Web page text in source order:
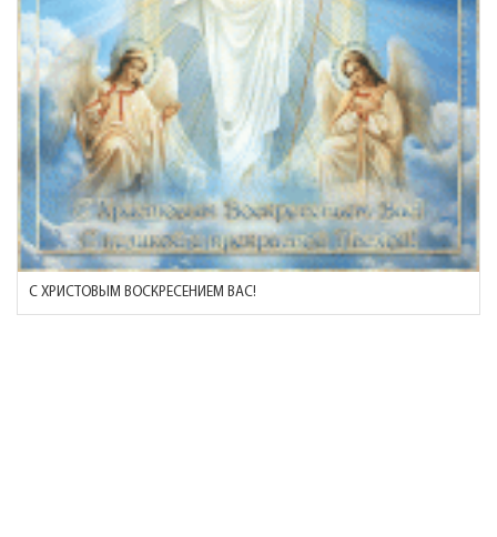
С ХРИСТОВЫМ ВОСКРЕСЕНИЕМ ВАС!